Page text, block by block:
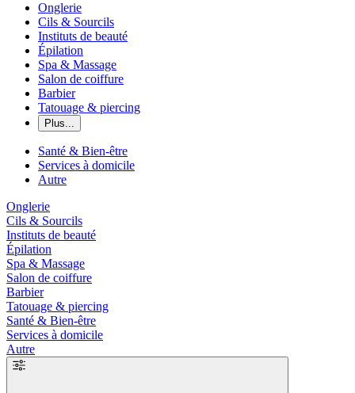
Onglerie
Cils & Sourcils
Instituts de beauté
Épilation
Spa & Massage
Salon de coiffure
Barbier
Tatouage & piercing
Plus...
Santé & Bien-être
Services à domicile
Autre
Onglerie
Cils & Sourcils
Instituts de beauté
Épilation
Spa & Massage
Salon de coiffure
Barbier
Tatouage & piercing
Santé & Bien-être
Services à domicile
Autre